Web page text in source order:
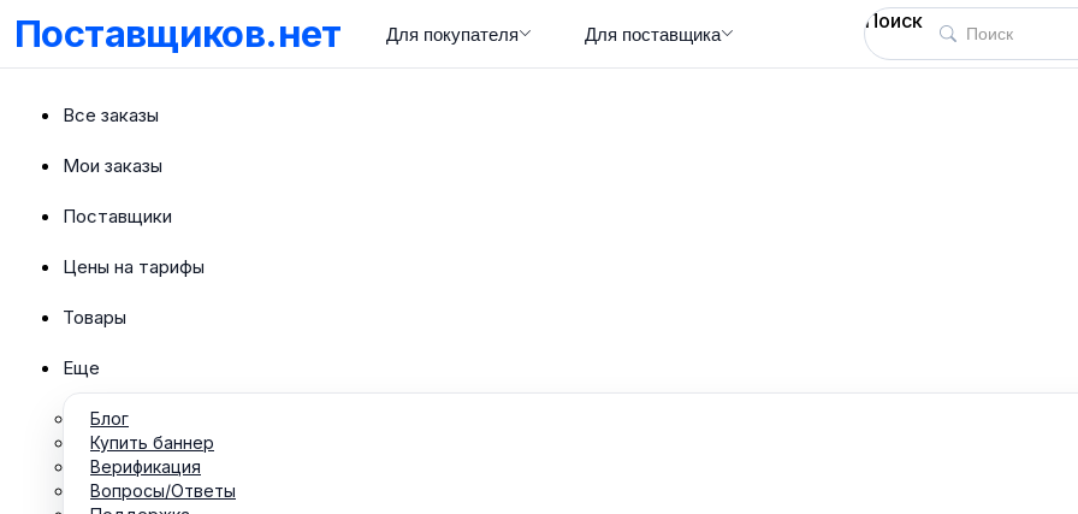
Поставщиков.нет Для покупателя Для поставщика
Поиск
Все заказы
Мои заказы
Поставщики
Цены на тарифы
Товары
Еще
Блог
Купить баннер
Верификация
Вопросы/Ответы